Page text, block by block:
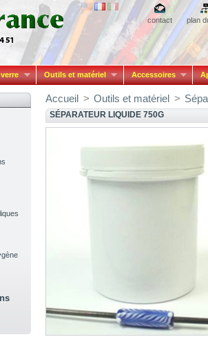
contact plan
Outils et matériel Accessoires
Accueil > Outils et matériel >
SÉPARATEUR LIQUIDE 750G